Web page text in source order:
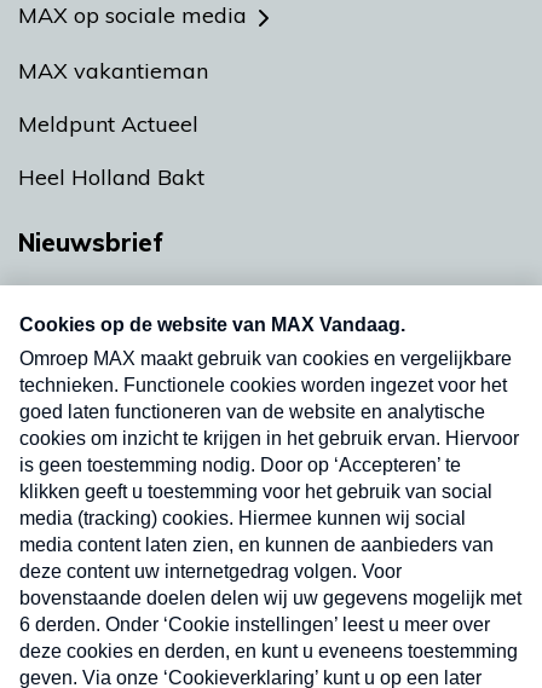
MAX op sociale media
MAX vakantieman
Meldpunt Actueel
Heel Holland Bakt
Nieuwsbrief
nieuwsbrief. Elke vrijdag- en dinsdagochtend in
uw mailbox.
Verzend
Nieuwsbrief